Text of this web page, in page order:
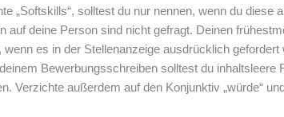
„Softskills“, solltest du nur nennen, wenn du diese
auf deine Person sind nicht gefragt. Deinen
es in der Stellenanzeige ausdrücklich
Bewerbungsschreiben solltest du inhaltsleere
Verzichte außerdem auf den Konjunktiv „würde“